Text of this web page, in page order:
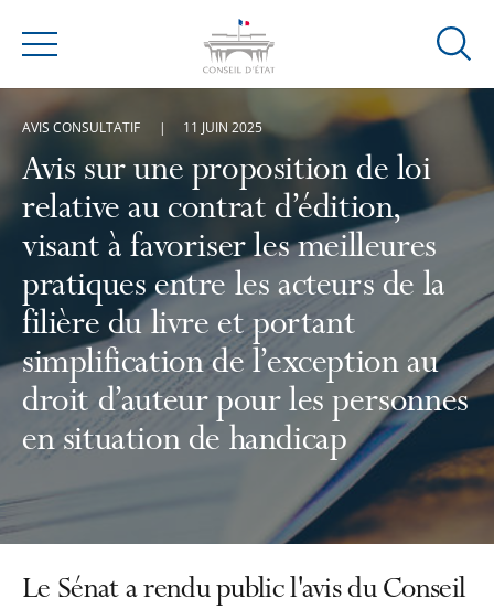
Menu
Ouvrir
Avis sur une proposition de loi
relative au contrat d’édition,
visant à favoriser les meilleures
pratiques entre les acteurs de la
filière du livre et portant
simplification de l’exception au
droit d’auteur pour les personnes
en situation de handicap
AVIS CONSULTATIF 11 JUIN 2025
Le Sénat a rendu public l'avis du Conseil